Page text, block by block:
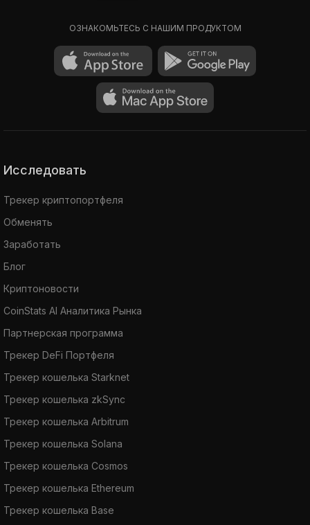
ОЗНАКОМЬТЕСЬ С НАШИМ ПРОДУКТОМ
Исследовать
Трекер криптопортфеля
Обменять
Заработать
Блог
Криптоновости
CoinStats AI Аналитика Рынка
Партнерская программа
Трекер DeFi Портфеля
Трекер кошелька Starknet
Трекер кошелька zkSync
Трекер кошелька Arbitrum
Трекер кошелька Solana
Трекер кошелька Cosmos
Трекер кошелька Ethereum
Трекер кошелька Base